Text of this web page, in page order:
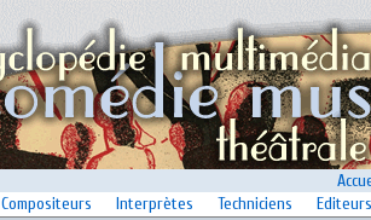
Compositeurs Interprètes Techniciens
Editeurs